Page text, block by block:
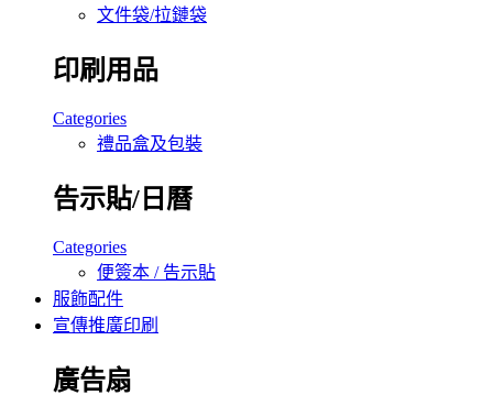
文件袋/拉鏈袋
印刷用品
Categories
禮品盒及包裝
告示貼/日曆
Categories
便簽本 / 告示貼
服飾配件
宣傳推廣印刷
廣告扇